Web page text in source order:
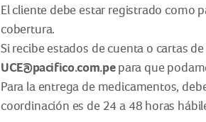
El cliente debe estar registrado como
cobertura.
Si recibe estados de cuenta o cartas
UCE@pacifico.com.pepara que
Para la entrega de medicamentos,
coordinación es de 24 a 48 horas